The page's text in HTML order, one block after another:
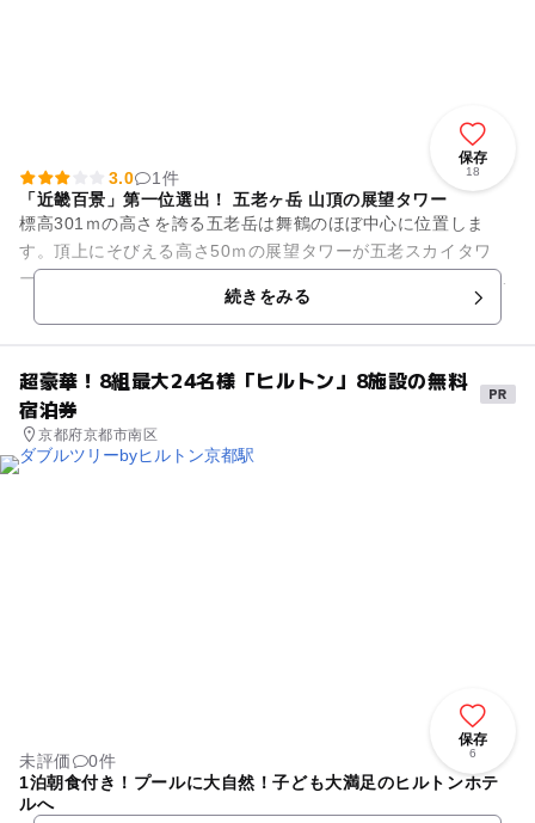
保存
18
3.0
1件
「近畿百景」第一位選出！ 五老ヶ岳 山頂の展望タワー
標高301ｍの高さを誇る五老岳は舞鶴のほぼ中心に位置しま
す。頂上にそびえる高さ50ｍの展望タワーが五老スカイタワ
ー。1995年（平成7年）に舞鶴市市制50周年事業として建設さ
続きをみる
超豪華！8組最大24名様「ヒルトン」8施設の無料
宿泊券
京都府京都市南区
保存
6
未評価
0件
1泊朝食付き！プールに大自然！子ども大満足のヒルトンホテ
ルへ